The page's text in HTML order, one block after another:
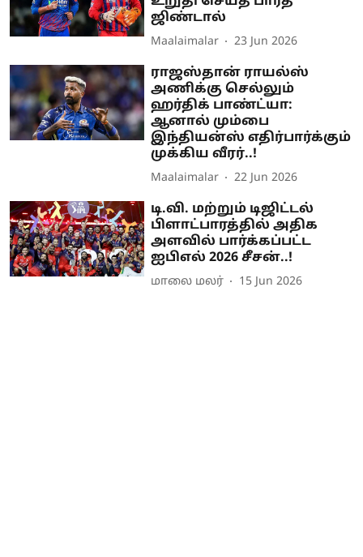
ஜிண்டால்
Maalaimalar 23 Jun 2026
ராஜஸ்தான் ராயல்ஸ்
அணிக்கு செல்லும்
ஹர்திக் பாண்ட்யா:
ஆனால் மும்பை
இந்தியன்ஸ் எதிர்பார்க்கும்
முக்கிய வீரர்..!
Maalaimalar 22 Jun 2026
டி.வி. மற்றும் டிஜிட்டல்
பிளாட்பாரத்தில் அதிக
அளவில் பார்க்கப்பட்ட
ஐபிஎல் 2026 சீசன்..!
மாலை மலர் 15 Jun 2026